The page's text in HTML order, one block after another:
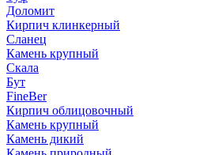
Доломит
Кирпич клинкерный
Сланец
Камень крупный
Скала
Бут
FineBer
Кирпич облицовочный
Камень крупный
Камень дикий